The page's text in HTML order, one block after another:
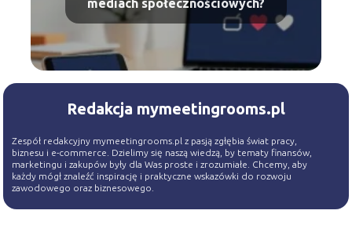
mediach społecznościowych?
Redakcja mymeetingrooms.pl
Zespół redakcyjny mymeetingrooms.pl z pasją zgłębia świat pracy,
biznesu i e-commerce. Dzielimy się naszą wiedzą, by tematy finansów,
marketingu i zakupów były dla Was proste i zrozumiałe. Chcemy, aby
każdy mógł znaleźć inspirację i praktyczne wskazówki do rozwoju
zawodowego oraz biznesowego.